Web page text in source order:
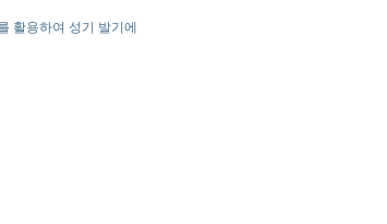
활용하여 성기 발기에